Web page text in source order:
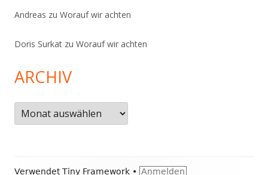
Andreas zu Worauf wir achten
Doris Surkat zu Worauf wir achten
ARCHIV
Archiv
Footer
VerwendetTiny Framework • Anmelden